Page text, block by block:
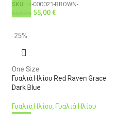
SKU: rd-000021-BROWN-
€ 55,00€
-25%
One Size
Γυαλιά Ηλίου Red Raven Grace
Dark Blue
Γυαλιά Ηλίου, Γυαλιά Ηλίου